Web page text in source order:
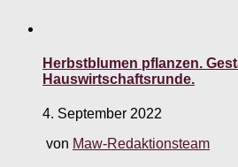
Herbstblumen pflanzen.
Hauswirtschaftsrunde.
4. September 2022
von Maw-Redaktionsteam